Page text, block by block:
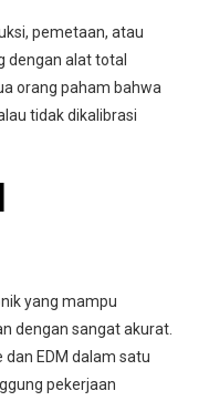
pemetaan, atau
dengan alat total
orang paham bahwa
tidak dikalibrasi
yang mampu
dengan sangat akurat.
EDM dalam satu
pekerjaan